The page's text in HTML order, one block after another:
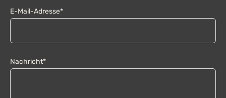
E-Mail-Adresse*
Nachricht*